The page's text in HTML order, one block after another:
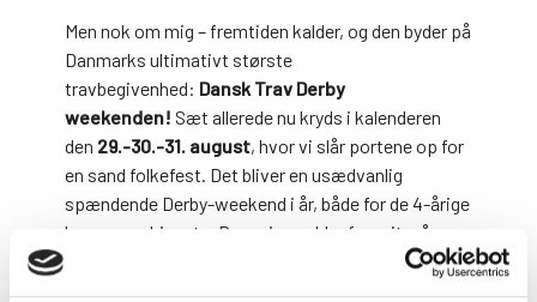
Men nok om mig – fremtiden kalder, og den byder på
Danmarks ultimativt største
travbegivenhed: Dansk Trav Derby
weekenden! Sæt allerede nu kryds i kalenderen
den 29.-30.-31. august, hvor vi slår portene op for
en sand folkefest. Det bliver en usædvanlig
spændende Derby-weekend i år, både for de 4-årige
hopper og hingste. Der er ingen klar favorit, så